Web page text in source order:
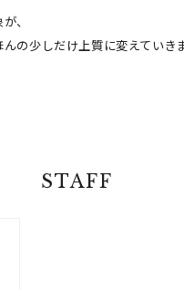
、
の少しだけ上質に変えていきま
STAFF